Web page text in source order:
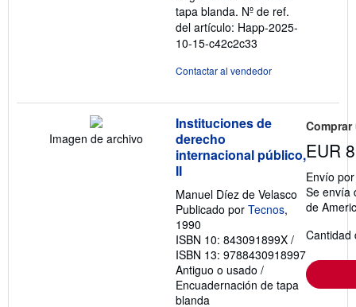
tapa blanda. Nº de ref.
del artículo: Happ-2025-
10-15-c42c2c33
Contactar al vendedor
Imagen de archivo
Instituciones de
derecho
internacional público,
II
Manuel Díez de Velasco
Publicado por Tecnos,
1990
ISBN 10: 843091899X /
ISBN 13: 9788430918997
Antiguo o usado /
Encuadernación de tapa
blanda
EUR
Envío
Se envía
de
Cantidad